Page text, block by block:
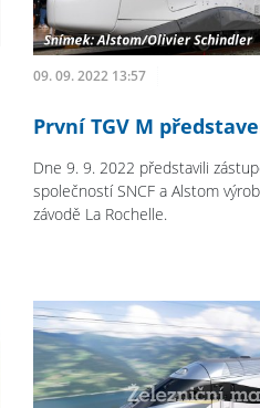
09. 09. 2022 13:57
První TGV M
Dne 9. 9. 2022 představili
společností SNCF a Alstom
závodě La Rochelle.